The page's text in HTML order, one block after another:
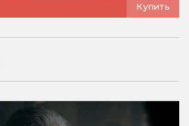
Купить